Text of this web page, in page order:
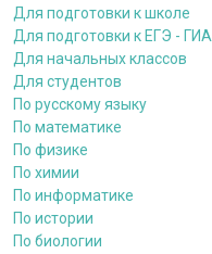
Для подготовки к школе
Для подготовки к ЕГЭ - ГИА
Для начальных классов
Для студентов
По русскому языку
По математике
По физике
По химии
По информатике
По истории
По биологии